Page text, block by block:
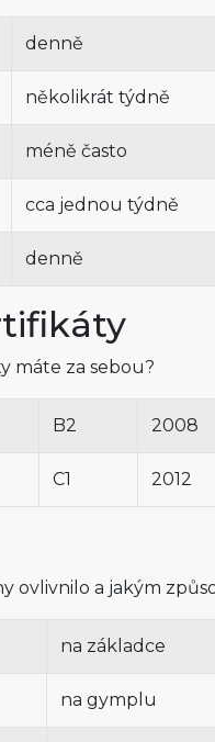
denně
několikrát týdně
méně často
cca jednou týdně
denně
máte za sebou?
B2 2008
C1 2012
ovlivnilo a jakým
na základce
na gymplu